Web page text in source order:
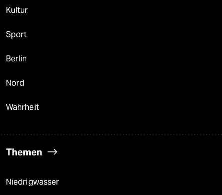
Kultur
Sport
Berlin
Nord
Wahrheit
Themen
Niedrigwasser